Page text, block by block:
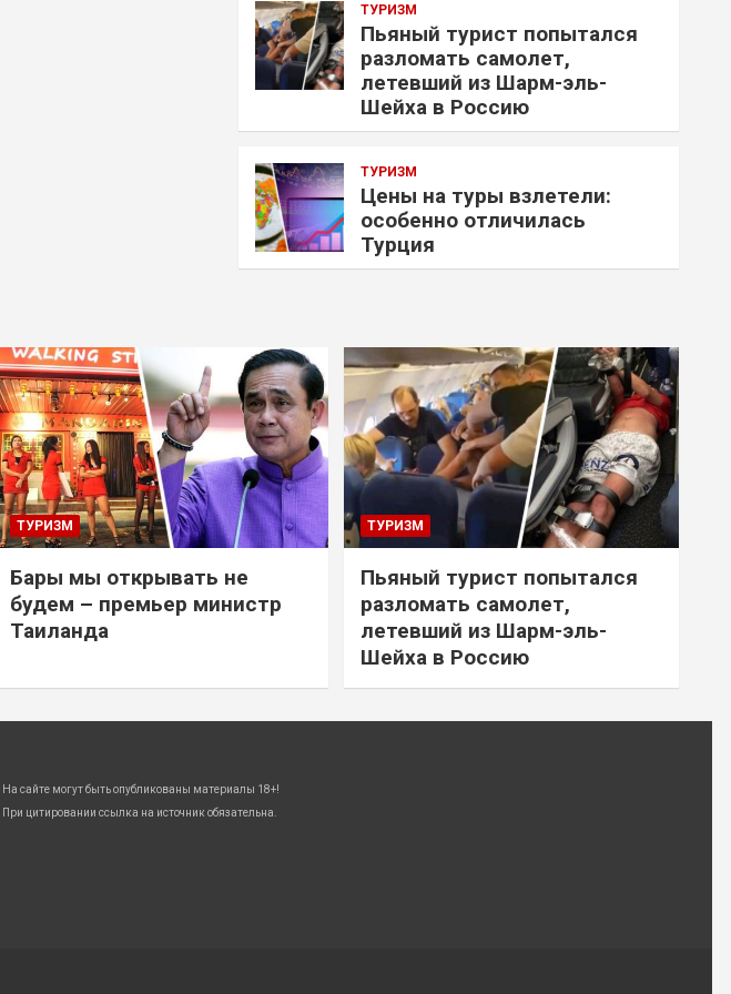
ТУРИЗМ
Пьяный турист попытался
разломать самолет,
летевший из Шарм-эль-
Шейха в Россию
ТУРИЗМ
Цены на туры взлетели:
особенно отличилась
Турция
ТУРИЗМ
Бары мы открывать не
будем – премьер министр
Таиланда
ТУРИЗМ
Пьяный турист попытался
разломать самолет,
летевший из Шарм-эль-
Шейха в Россию
На сайте могут быть опубликованы материалы 18+!
При цитировании ссылка на источник обязательна.